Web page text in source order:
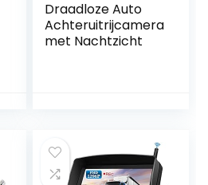
Draadloze Auto
Achteruitrijcamera
met Nachtzicht